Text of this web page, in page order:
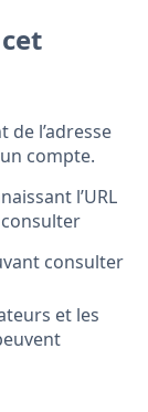
de l’adresse
compte.
l’URL
consulter
et les